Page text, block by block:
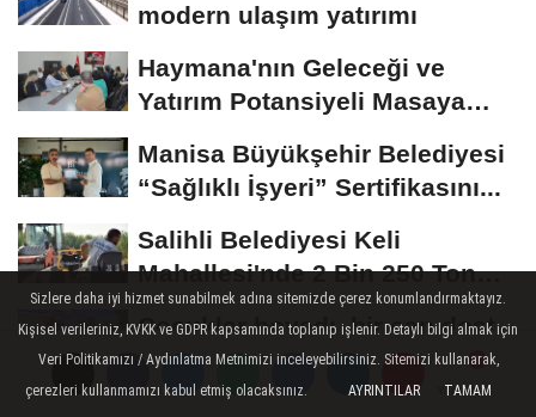
Yorumlar
Yorumlar
modern ulaşım yatırımı
Haymana'nın Geleceği ve
Yatırım Potansiyeli Masaya
Manisa Büyükşehir Belediyesi
“Sağlıklı İşyeri” Sertifikasını...
Salihli Belediyesi Keli
Mahallesi'nde 2 Bin 250 Ton
Sıcak Asfalt Çalışmasını...
Çocuklar boyadı, bir can dost
yeni yuvasına kavuştu
Sizlere daha iyi hizmet sunabilmek adına sitemizde çerez konumlandırmaktayız.
Kişisel verileriniz, KVKK ve GDPR kapsamında toplanıp işlenir. Detaylı bilgi almak için
Veri Politikamızı / Aydınlatma Metnimizi inceleyebilirsiniz. Sitemizi kullanarak,
çerezleri kullanmamızı kabul etmiş olacaksınız.
AYRINTILAR TAMAM